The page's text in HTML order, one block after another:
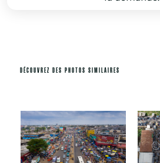
DÉCOUVREZ DES PHOTOS SIMILAIRES